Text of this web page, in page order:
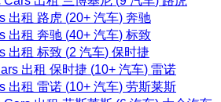
路虎 (20+ 汽车) 奔驰
奔驰 (40+ 汽车) 标致
标致 (2 汽车) 保时捷
保时捷 (10+ 汽车) 雷诺
雷诺 (10+ 汽车) 劳斯莱斯